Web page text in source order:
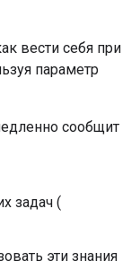
вести себя при
параметр
сообщит
задач (
эти знания